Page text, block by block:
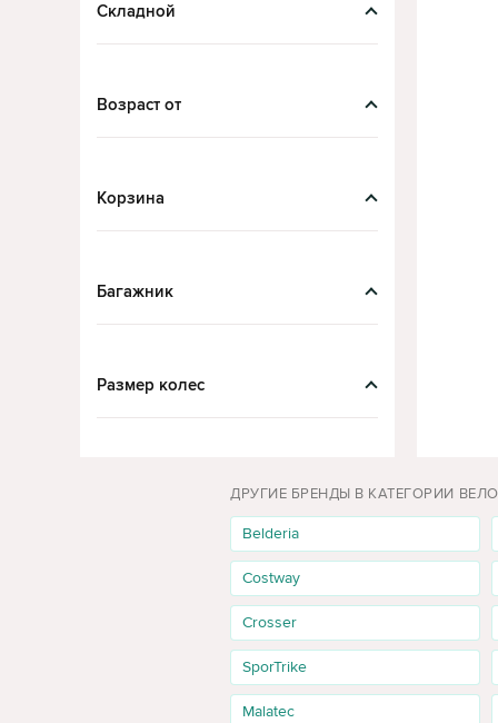
Складной
Возраст от
Корзина
Багажник
Размер колес
ДРУГИЕ БРЕНДЫ В КАТЕГОРИИ
Belderia
Costway
Crosser
SporTrike
Malatec